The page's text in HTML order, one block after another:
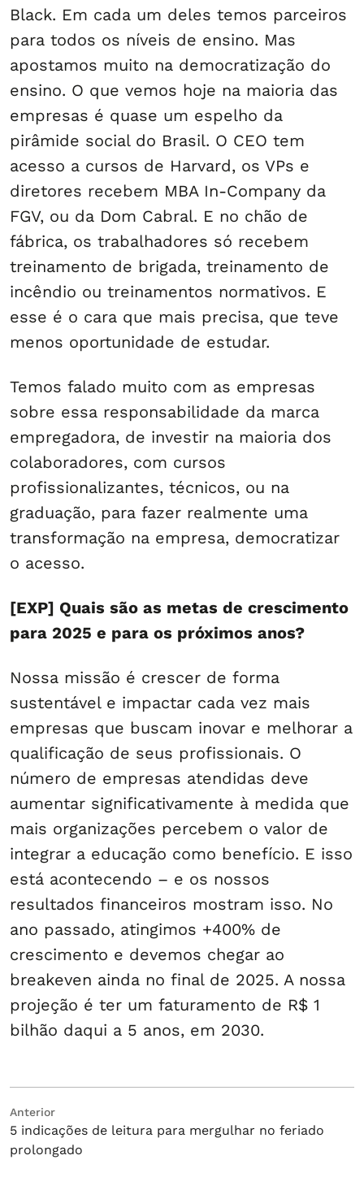
Black. Em cada um deles temos parceiros
para todos os níveis de ensino. Mas
apostamos muito na democratização do
ensino. O que vemos hoje na maioria das
empresas é quase um espelho da
pirâmide social do Brasil. O CEO tem
acesso a cursos de Harvard, os VPs e
diretores recebem MBA In-Company da
FGV, ou da Dom Cabral. E no chão de
fábrica, os trabalhadores só recebem
treinamento de brigada, treinamento de
incêndio ou treinamentos normativos. E
esse é o cara que mais precisa, que teve
menos oportunidade de estudar.
Temos falado muito com as empresas
sobre essa responsabilidade da marca
empregadora, de investir na maioria dos
colaboradores, com cursos
profissionalizantes, técnicos, ou na
graduação, para fazer realmente uma
transformação na empresa, democratizar
o acesso.
[EXP] Quais são as metas de crescimento
para 2025 e para os próximos anos?
Nossa missão é crescer de forma
sustentável e impactar cada vez mais
empresas que buscam inovar e melhorar a
qualificação de seus profissionais. O
número de empresas atendidas deve
aumentar significativamente à medida que
mais organizações percebem o valor de
integrar a educação como benefício. E isso
está acontecendo – e os nossos
resultados financeiros mostram isso. No
ano passado, atingimos +400% de
crescimento e devemos chegar ao
breakeven ainda no final de 2025. A nossa
projeção é ter um faturamento de R$ 1
bilhão daqui a 5 anos, em 2030.
Navegação
de
Post
Anterior
Post
anterior:
5 indicações de leitura para mergulhar no feriado
prolongado